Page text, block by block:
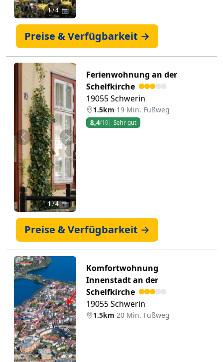
1/ 4 📷
Preise & Verfügbarkeit →
Zurück Weiter
1/ 4 📷
Ferienwohnung an der
Schelfkirche
19055 Schwerin
1.5km·19 Min. Fußweg
8,4/10 Sehr gut
Preise & Verfügbarkeit →
Zurück Weiter
Komfortwohnung
Innenstadt an der
Schelfkirche
19055 Schwerin
1.5km·20 Min. Fußweg